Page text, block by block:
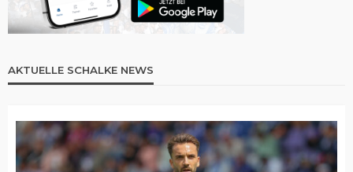
AKTUELLE SCHALKE NEWS